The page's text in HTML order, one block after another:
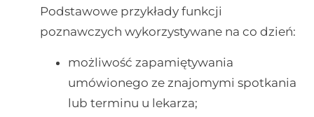
Podstawowe przykłady funkcji
poznawczych wykorzystywane na co dzień:
możliwość zapamiętywania
umówionego ze znajomymi spotkania
lub terminu u lekarza;